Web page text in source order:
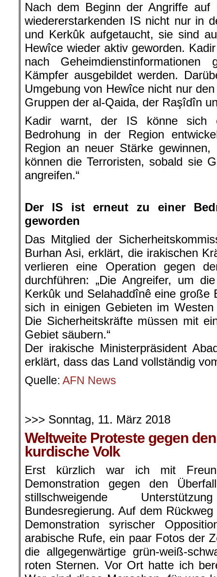
Nach dem Beginn der Angriffe
wiedererstarkenden IS nicht nur in
und Kerkûk aufgetaucht, sie sind
Hewîce wieder aktiv geworden.
nach
Kämpfer ausgebildet werden.
Umgebung von Hewîce nicht nur
Gruppen der al-Qaida, der Raşîdîn
Kadir warnt, der IS könne sich
Bedrohung in der Region
Region an neuer Stärke
können die Terroristen, sobald sie
angreifen.“
Der IS ist erneut zu einer
geworden
Das Mitglied der
Burhan Asi, erklärt, die irakischen
verlieren eine Operation gegen
durchführen: „Die Angreifer, um
Kerkûk und Selahaddînê eine große
sich in einigen Gebieten im
Die Sicherheitskräfte müssen mit
Gebiet säubern.“
Der irakische Ministerpräsident
erklärt, dass das Land vollständig
Quelle: AFN News
>>> Sonntag, 11. März 2018
Weltweite Proteste gegen
kurdische Volk
Erst kürzlich war ich mit
Demonstration gegen den
stillschweigende
Bundesregierung. Auf dem
Demonstration syrischer
arabische Rufe, ein paar Fotos der
die allgegenwärtige grün-weiß-
roten Sternen. Vor Ort hatte ich